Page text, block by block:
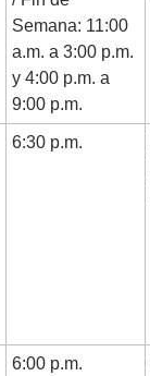
Semana: 11:00
a.m. a 3:00 p.m.
y 4:00 p.m. a
9:00 p.m.
6:30 p.m.
6:00 p.m.